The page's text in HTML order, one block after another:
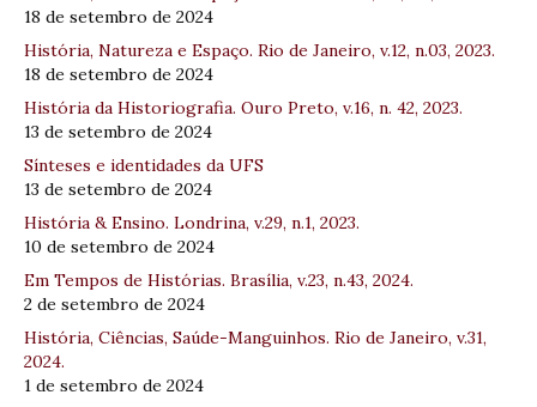
18 de setembro de 2024
História, Natureza e Espaço. Rio de Janeiro, v.12, n.03, 2023.
18 de setembro de 2024
História da Historiografia. Ouro Preto, v.16, n. 42, 2023.
13 de setembro de 2024
Sínteses e identidades da UFS
13 de setembro de 2024
História & Ensino. Londrina, v.29, n.1, 2023.
10 de setembro de 2024
Em Tempos de Histórias. Brasília, v.23, n.43, 2024.
2 de setembro de 2024
História, Ciências, Saúde-Manguinhos. Rio de Janeiro, v.31,
2024.
1 de setembro de 2024